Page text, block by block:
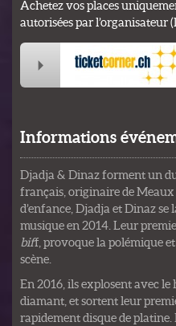
Achetez vos places
autorisées par l’organisateur
Informations
Djadja & Dinaz forment un
français, originaire de
d’enfance, Djadja et Dinaz se
musique en 2014. Leur
biff, provoque la polémique
scène.
En 2016, ils explosent avec le
diamant, et sortent leur
rapidement disque de platine.